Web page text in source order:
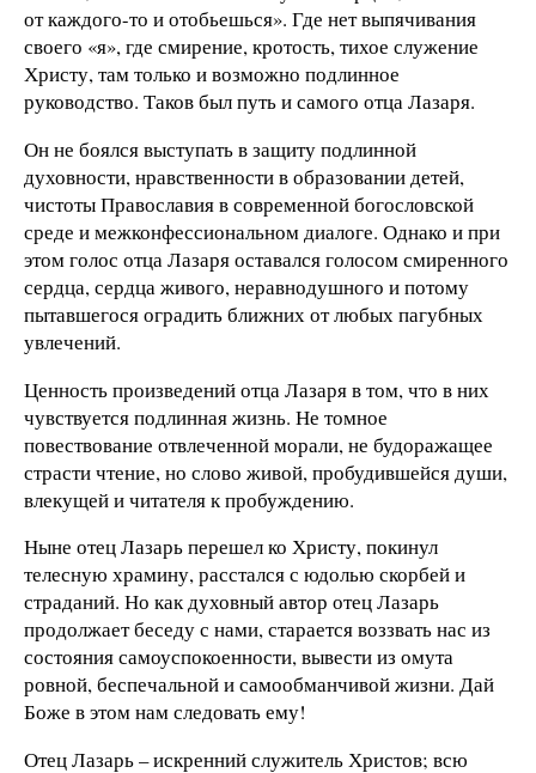
от каждого-то и отобьешься». Где нет выпячивания
своего «я», где смирение, кротость, тихое служение
Христу, там только и возможно подлинное
руководство. Таков был путь и самого отца Лазаря.
Он не боялся выступать в защиту подлинной
духовности, нравственности в образовании детей,
чистоты Православия в современной богословской
среде и межконфессиональном диалоге. Однако и при
этом голос отца Лазаря оставался голосом смиренного
сердца, сердца живого, неравнодушного и потому
пытавшегося оградить ближних от любых пагубных
увлечений.
Ценность произведений отца Лазаря в том, что в них
чувствуется подлинная жизнь. Не томное
повествование отвлеченной морали, не будоражащее
страсти чтение, но слово живой, пробудившейся души,
влекущей и читателя к пробуждению.
Ныне отец Лазарь перешел ко Христу, покинул
телесную храмину, расстался с юдолью скорбей и
страданий. Но как духовный автор отец Лазарь
продолжает беседу с нами, старается воззвать нас из
состояния самоуспокоенности, вывести из омута
ровной, беспечальной и самообманчивой жизни. Дай
Боже в этом нам следовать ему!
Отец Лазарь – искренний служитель Христов; всю